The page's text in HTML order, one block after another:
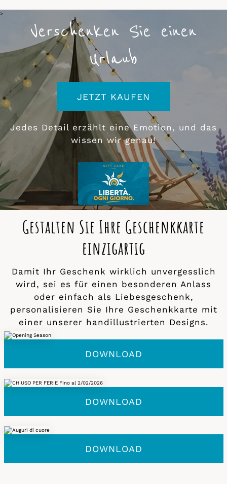
>
Verschenken Sie einen
Urlaub
JETZT KAUFEN
Jedes Detail erzählt eine Emotion, und das
wissen wir genau!
Gestalten Sie Ihre Geschenkkarte
einzigartig
Damit Ihr Geschenk wirklich unvergesslich
wird, sei es für einen besonderen Anlass
oder einfach als Liebesgeschenk,
personalisieren Sie Ihre Geschenkkarte mit
einer unserer handillustrierten Designs.
DOWNLOAD
DOWNLOAD
DOWNLOAD